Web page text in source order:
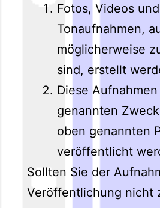
Fotos, Videos und
Tonaufnahmen,
möglicherweise
sind, erstellt
Diese
genannten
oben genannten
veröffentlicht
Sollten Sie der
Veröffentlichung nicht